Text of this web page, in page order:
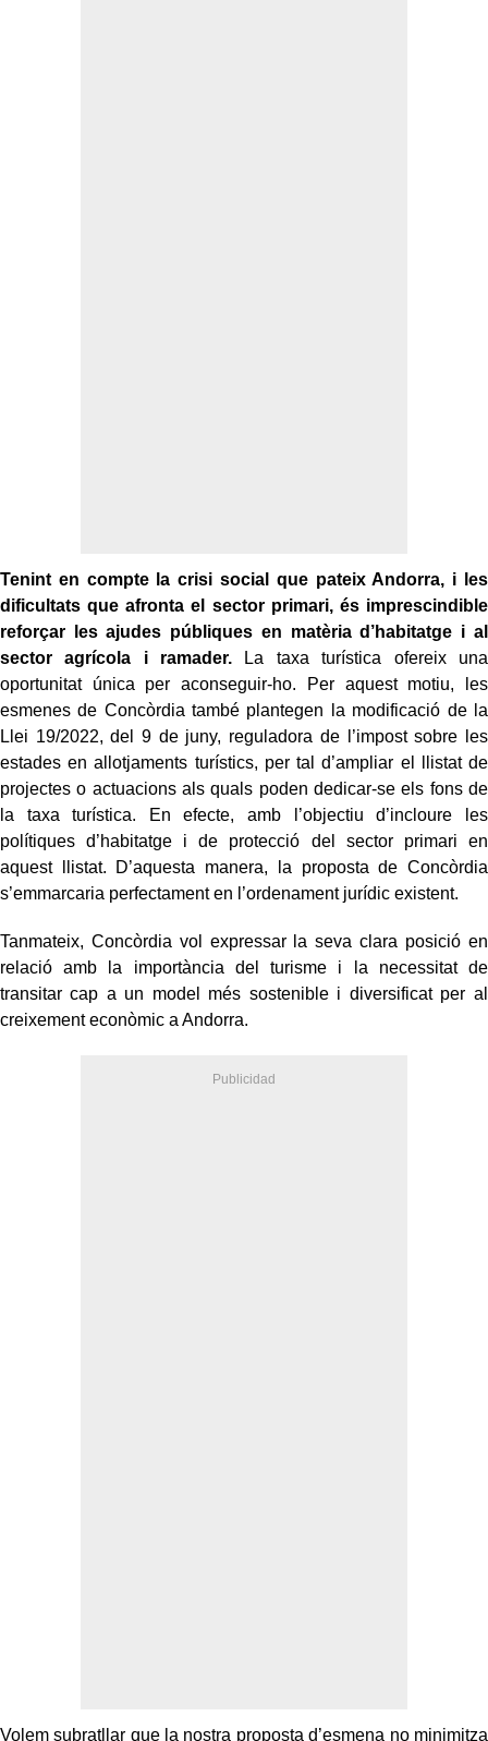
Tenint en compte la crisi social que pateix Andorra, i les
dificultats que afronta el sector primari, és imprescindible
reforçar les ajudes públiques en matèria d’habitatge i al
sector agrícola i ramader.
La taxa turística ofereix una
oportunitat única per aconseguir-ho. Per aquest motiu, les
esmenes de Concòrdia també plantegen la modificació de la
Llei 19/2022, del 9 de juny, reguladora de l’impost sobre les
estades en allotjaments turístics, per tal d’ampliar el llistat de
projectes o actuacions als quals poden dedicar-se els fons de
la taxa turística. En efecte, amb l’objectiu d’incloure les
polítiques d’habitatge i de protecció del sector primari en
aquest llistat. D’aquesta manera, la proposta de Concòrdia
s’emmarcaria perfectament en l’ordenament jurídic existent.
Tanmateix, Concòrdia vol expressar la seva clara posició en
relació amb la importància del turisme i la necessitat de
transitar cap a un model més sostenible i diversificat per al
creixement econòmic a Andorra.
Volem subratllar que la nostra proposta d’esmena no minimitza